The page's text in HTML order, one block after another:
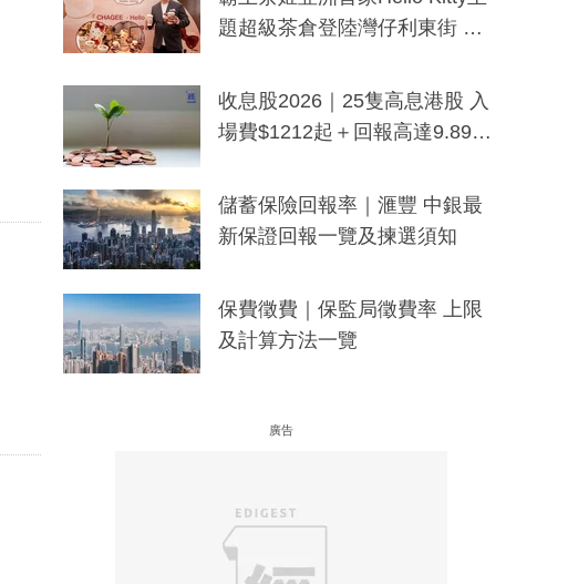
題超級茶倉登陸灣仔利東街 推
y及香港限定特調系列
收息股2026｜25隻高息港股 入
場費$1212起＋回報高達9.89
儲蓄保險回報率｜滙豐 中銀最
新保證回報一覽及揀選須知
保費徵費｜保監局徵費率 上限
及計算方法一覽
廣告